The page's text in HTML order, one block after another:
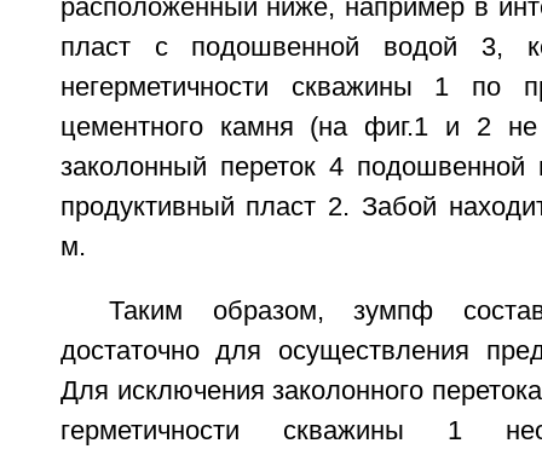
расположенный ниже, например в
пласт с подошвенной водой 3,
негерметичности скважины 1 по
цементного камня (на фиг.1 и 2 не
заколонный переток 4
продуктивный пласт 2. Забой
м.
Таким образом, зумпф
достаточно для осуществления
Для исключения заколонного
герметичности скважины 1